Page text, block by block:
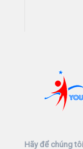
Hãy để chúng